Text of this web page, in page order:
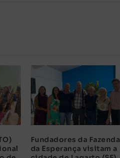
Fundadores da Fazenda
da Esperança visitam a